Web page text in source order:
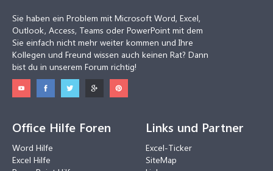
Sie haben ein Problem mit Microsoft Word, Excel,
Outlook, Access, Teams oder PowerPoint mit dem
Sie einfach nicht mehr weiter kommen und Ihre
Kollegen und Freund wissen auch keinen Rat? Dann
bist du in unserem Forum richtig!
Office Hilfe Foren
Word Hilfe
Excel Hilfe
Links und Partner
Excel-Ticker
SiteMap